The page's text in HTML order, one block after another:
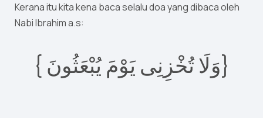
Kerana itu kita kena baca selalu doa yang dibaca oleh
Nabi Ibrahim a.s:
{ وَلَا تُخْزِنِى يَوْمَ يُبْعَثُونَ}